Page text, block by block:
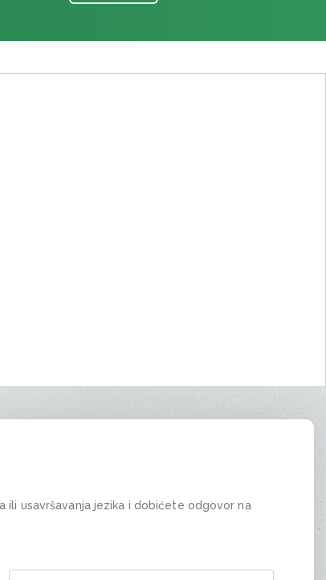
ili usavršavanja jezika i dobićete odgovor na